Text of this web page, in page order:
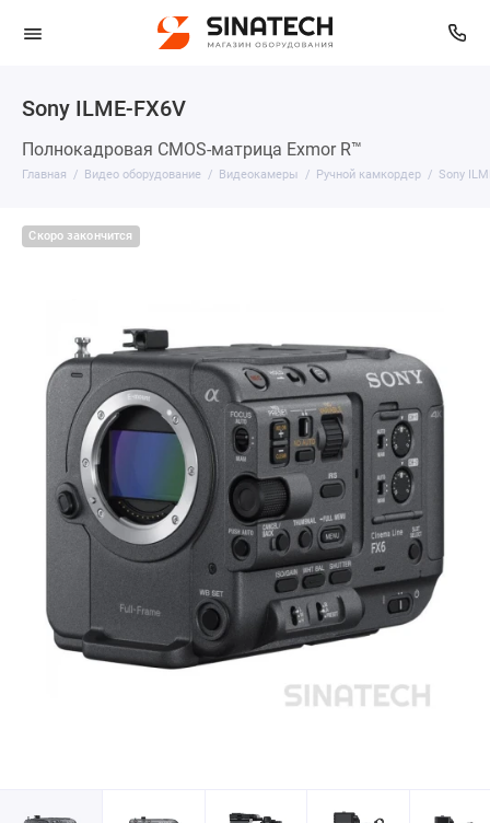
Sony ILME-FX6V
Полнокадровая CMOS-матрица Exmor R™
Главная Видео оборудование Видеокамеры Ручной камкордер Sony
Скоро закончится